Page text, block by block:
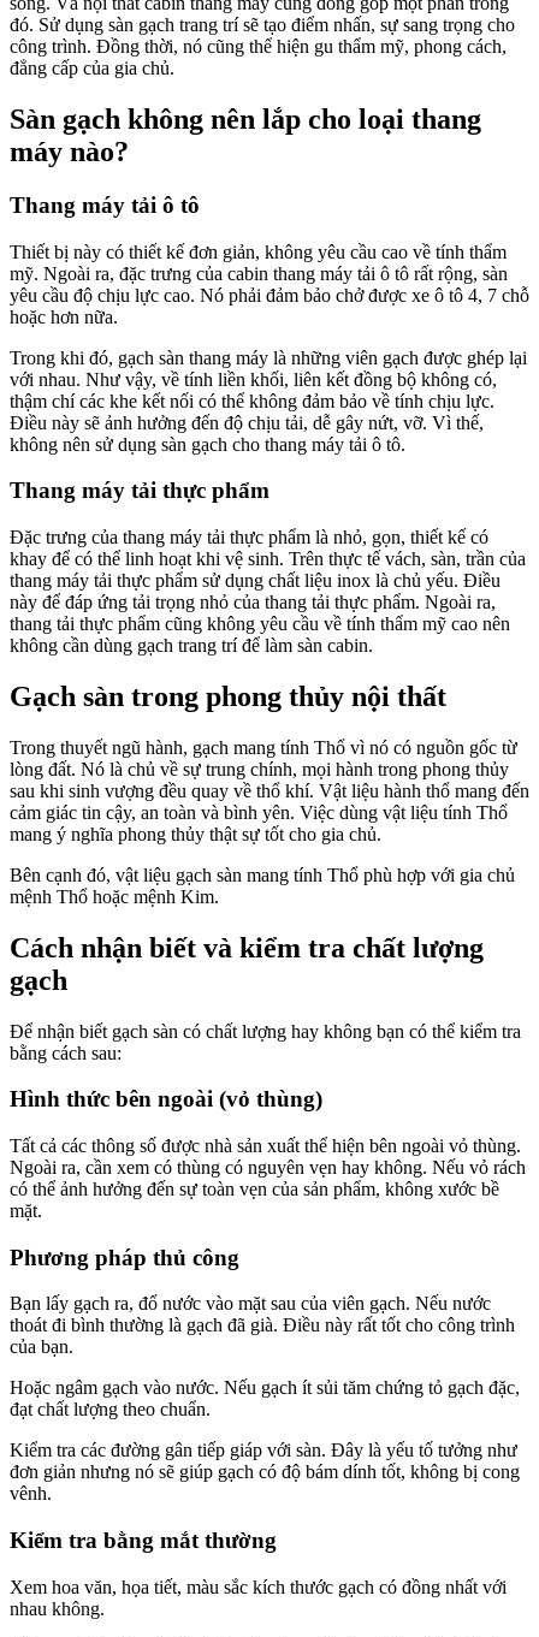
đó. Sử dụng sàn gạch trang trí sẽ tạo điểm nhấn, sự sang trọng cho
công trình. Đồng thời, nó cũng thể hiện gu thẩm mỹ, phong cách,
đẳng cấp của gia chủ.
Sàn gạch không nên lắp cho loại thang
máy nào?
Thang máy tải ô tô
Thiết bị này có thiết kế đơn giản, không yêu cầu cao về tính thẩm
mỹ. Ngoài ra, đặc trưng của cabin thang máy tải ô tô rất rộng, sàn
yêu cầu độ chịu lực cao. Nó phải đảm bảo chở được xe ô tô 4, 7 chỗ
hoặc hơn nữa.
Trong khi đó, gạch sàn thang máy là những viên gạch được ghép lại
với nhau. Như vậy, về tính liền khối, liên kết đồng bộ không có,
thậm chí các khe kết nối có thể không đảm bảo về tính chịu lực.
Điều này sẽ ảnh hưởng đến độ chịu tải, dễ gây nứt, vỡ. Vì thế,
không nên sử dụng sàn gạch cho thang máy tải ô tô.
Thang máy tải thực phẩm
Đặc trưng của thang máy tải thực phẩm là nhỏ, gọn, thiết kế có
khay để có thể linh hoạt khi vệ sinh. Trên thực tế vách, sàn, trần của
thang máy tải thực phẩm sử dụng chất liệu inox là chủ yếu. Điều
này để đáp ứng tải trọng nhỏ của thang tải thực phẩm. Ngoài ra,
thang tải thực phẩm cũng không yêu cầu về tính thẩm mỹ cao nên
không cần dùng gạch trang trí để làm sàn cabin.
Gạch sàn trong phong thủy nội thất
Trong thuyết ngũ hành, gạch mang tính Thổ vì nó có nguồn gốc từ
lòng đất. Nó là chủ về sự trung chính, mọi hành trong phong thủy
sau khi sinh vượng đều quay về thổ khí. Vật liệu hành thổ mang đến
cảm giác tin cậy, an toàn và bình yên. Việc dùng vật liệu tính Thổ
mang ý nghĩa phong thủy thật sự tốt cho gia chủ.
Bên cạnh đó, vật liệu gạch sàn mang tính Thổ phù hợp với gia chủ
mệnh Thổ hoặc mệnh Kim.
Cách nhận biết và kiểm tra chất lượng
gạch
Để nhận biết gạch sàn có chất lượng hay không bạn có thể kiểm tra
bằng cách sau:
Hình thức bên ngoài (vỏ thùng)
Tất cả các thông số được nhà sản xuất thể hiện bên ngoài vỏ thùng.
Ngoài ra, cần xem có thùng có nguyên vẹn hay không. Nếu vỏ rách
có thể ảnh hưởng đến sự toàn vẹn của sản phẩm, không xước bề
mặt.
Phương pháp thủ công
Bạn lấy gạch ra, đổ nước vào mặt sau của viên gạch. Nếu nước
thoát đi bình thường là gạch đã già. Điều này rất tốt cho công trình
của bạn.
Hoặc ngâm gạch vào nước. Nếu gạch ít sủi tăm chứng tỏ gạch đặc,
đạt chất lượng theo chuẩn.
Kiểm tra các đường gân tiếp giáp với sàn. Đây là yếu tố tưởng như
đơn giản nhưng nó sẽ giúp gạch có độ bám dính tốt, không bị cong
vênh.
Kiểm tra bằng mắt thường
Xem hoa văn, họa tiết, màu sắc kích thước gạch có đồng nhất với
nhau không.